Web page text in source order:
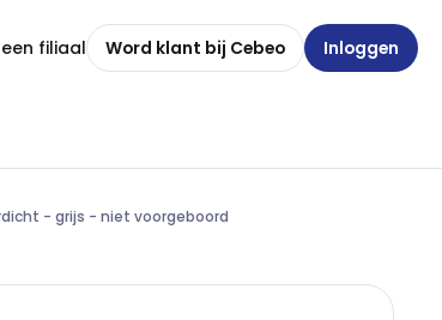
filiaal Word klant bij Cebeo Inloggen
- grijs - niet voorgeboord